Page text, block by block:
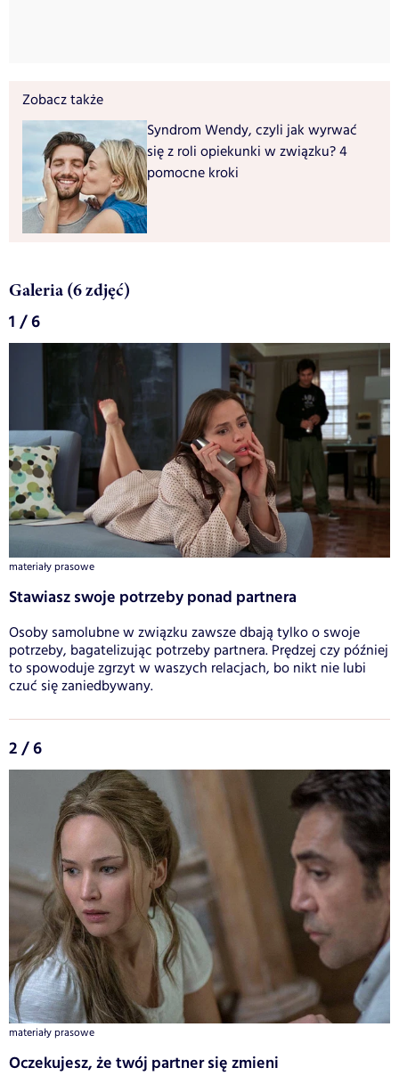
Zobacz także
Syndrom Wendy, czyli jak wyrwać
się z roli opiekunki w związku? 4
pomocne kroki
Galeria (6 zdjęć)
1 / 6
materiały prasowe
Stawiasz swoje potrzeby ponad partnera
Osoby samolubne w związku zawsze dbają tylko o swoje
potrzeby, bagatelizując potrzeby partnera. Prędzej czy później
to spowoduje zgrzyt w waszych relacjach, bo nikt nie lubi
czuć się zaniedbywany.
2 / 6
materiały prasowe
Oczekujesz, że twój partner się zmieni